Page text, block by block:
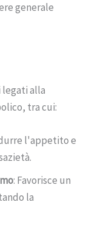
generale
alla
tra cui:
l'appetito e
: Favorisce un
la